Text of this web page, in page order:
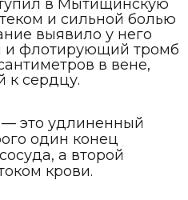
в Мытищинскую
и сильной болью
выявило у него
и флотирующий тромб
в вене,
к сердцу.
это удлиненный
один конец
а второй
крови.